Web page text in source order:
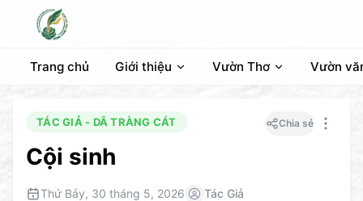
Trang chủ Giới thiệu Vườn Thơ Vườn
TÁC GIẢ - DÃ TRÀNG CÁT
Cội sinh
Chia sẻ
Thứ Bảy, 30 tháng 5, 2026 Tác Giả